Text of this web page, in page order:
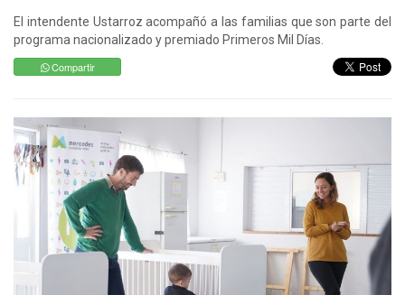
El intendente Ustarroz acompañó a las familias que son parte del
programa nacionalizado y premiado Primeros Mil Días.
Compartir